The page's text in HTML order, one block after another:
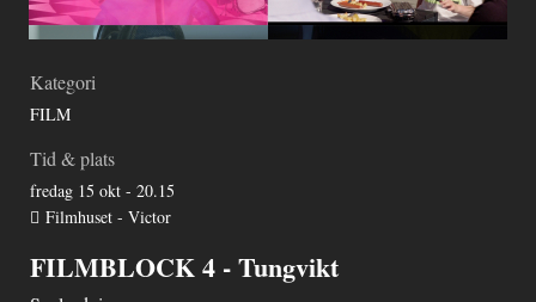
Kategori
FILM
Tid & plats
fredag 15 okt - 20.15
Filmhuset - Victor
FILMBLOCK 4 - Tungvikt